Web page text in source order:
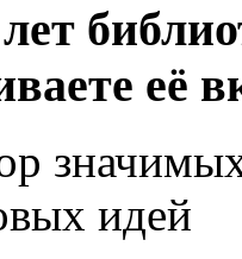
её
идей